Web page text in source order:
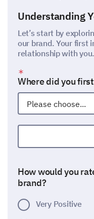
Understanding
Let’s start by
our brand. Your first
relationship with you.
Where did you
Other:
How would you
brand?
Very Positive